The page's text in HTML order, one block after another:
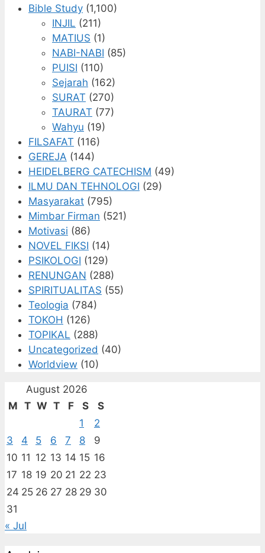
Bible Study (1,100)
INJIL (211)
MATIUS (1)
NABI-NABI (85)
PUISI (110)
Sejarah (162)
SURAT (270)
TAURAT (77)
Wahyu (19)
FILSAFAT (116)
GEREJA (144)
HEIDELBERG CATECHISM (49)
ILMU DAN TEHNOLOGI (29)
Masyarakat (795)
Mimbar Firman (521)
Motivasi (86)
NOVEL FIKSI (14)
PSIKOLOGI (129)
RENUNGAN (288)
SPIRITUALITAS (55)
Teologia (784)
TOKOH (126)
TOPIKAL (288)
Uncategorized (40)
Worldview (10)
August 2026
M T W T F S
S
1
2
3
4 5 6 7 8
9
10 11 12 13 14 15 16
17 18 19 20 21 22 23
24 25 26 27 28 29 30
31
« Jul